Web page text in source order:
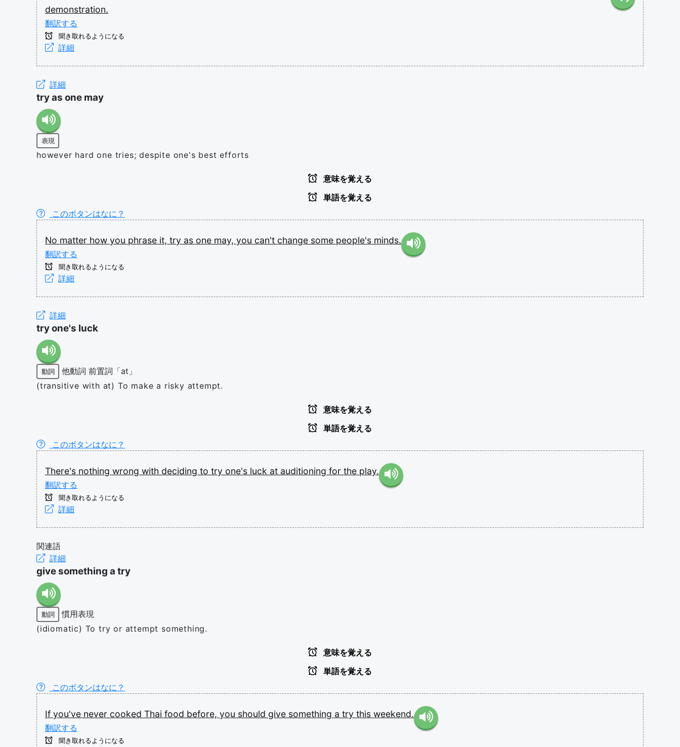
demonstration.
翻訳する
聞き取れるようになる
詳細
詳細
try as one may
表現
however hard one tries; despite one's best efforts
意味を覚える
単語を覚える
このボタンはなに？
No matter how you phrase it, try as one may, you can't change some people's minds.
翻訳する
聞き取れるようになる
詳細
詳細
try one's luck
動詞 他動詞 前置詞「at」
(transitive with at) To make a risky attempt.
意味を覚える
単語を覚える
このボタンはなに？
There's nothing wrong with deciding to try one's luck at auditioning for the play.
翻訳する
聞き取れるようになる
詳細
関連語
詳細
give something a try
動詞
慣用表現
(idiomatic) To try or attempt something.
意味を覚える
単語を覚える
このボタンはなに？
If you've never cooked Thai food before, you should give something a try this weekend.
翻訳する
聞き取れるようになる